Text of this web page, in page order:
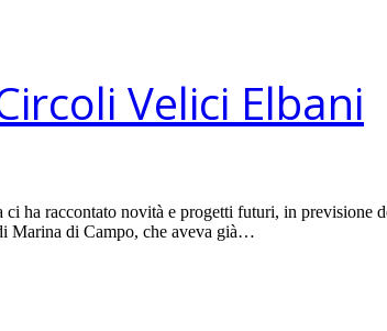
Velici Elbani
ha raccontato novità e progetti futuri, in
Marina di Campo, che aveva già…